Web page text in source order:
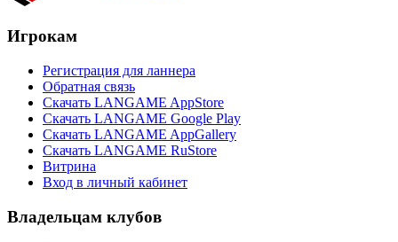
Игрокам
Регистрация для ланнера
Обратная связь
Скачать LANGAME AppStore
Скачать LANGAME Google Play
Скачать LANGAME AppGallery
Скачать LANGAME RuStore
Витрина
Вход в личный кабинет
Владельцам клубов